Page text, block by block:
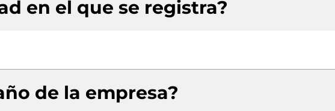
en el que se registra?
de la empresa?